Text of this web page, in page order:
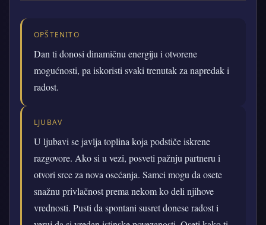
OPŠTENITO
Dan ti donosi dinamičnu energiju i otvorene
mogućnosti, pa iskoristi svaki trenutak za napredak i
radost.
LJUBAV
U ljubavi se javlja toplina koja podstiče iskrene
razgovore. Ako si u vezi, posveti pažnju partneru i
otvori srce za nova osećanja. Samci mogu da osete
snažnu privlačnost prema nekom ko deli njihove
vrednosti. Pusti da spontani susret donese radost i